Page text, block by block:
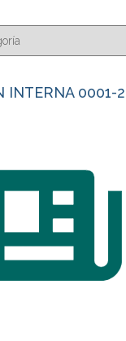
INTERNA 0001-